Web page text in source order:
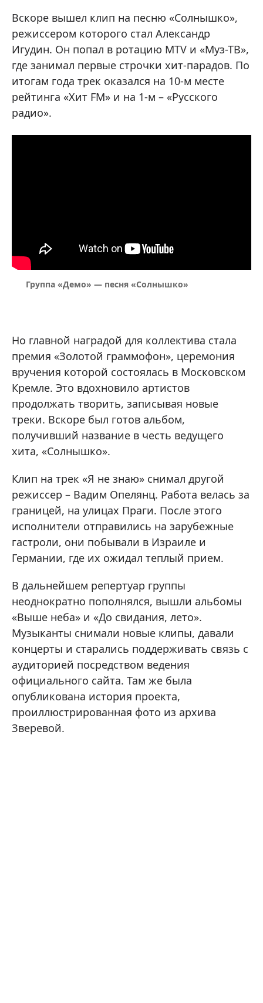
Вскоре вышел клип на песню «Солнышко»,
режиссером которого стал Александр
Игудин. Он попал в ротацию MTV и «Муз-ТВ»,
где занимал первые строчки хит-парадов. По
итогам года трек оказался на 10-м месте
рейтинга «Хит FM» и на 1-м – «Русского
радио».
Группа «Демо» — песня «Солнышко»
Но главной наградой для коллектива стала
премия «Золотой граммофон», церемония
вручения которой состоялась в Московском
Кремле. Это вдохновило артистов
продолжать творить, записывая новые
треки. Вскоре был готов альбом,
получивший название в честь ведущего
хита, «Солнышко».
Клип на трек «Я не знаю» снимал другой
режиссер – Вадим Опелянц. Работа велась за
границей, на улицах Праги. После этого
исполнители отправились на зарубежные
гастроли, они побывали в Израиле и
Германии, где их ожидал теплый прием.
В дальнейшем репертуар группы
неоднократно пополнялся, вышли альбомы
«Выше неба» и «До свидания, лето».
Музыканты снимали новые клипы, давали
концерты и старались поддерживать связь с
аудиторией посредством ведения
официального сайта. Там же была
опубликована история проекта,
проиллюстрированная фото из архива
Зверевой.